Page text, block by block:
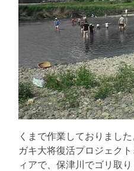
くまで作業しておりまし
ガキ大将復活プロジェク
ィアで、保津川でゴリ取